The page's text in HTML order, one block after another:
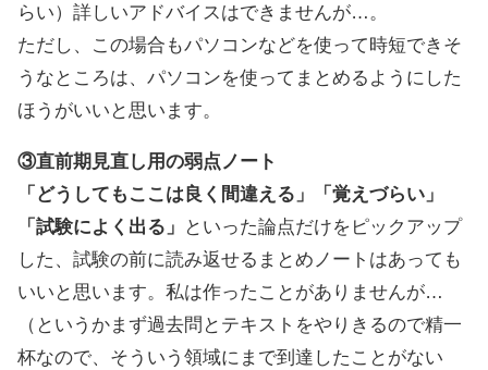
らい）詳しいアドバイスはできませんが…。
ただし、この場合もパソコンなどを使って時短できそ
うなところは、パソコンを使ってまとめるようにした
ほうがいいと思います。
③直前期見直し用の弱点ノート
「どうしてもここは良く間違える」「覚えづらい」
「試験によく出る」
といった論点だけをピックアップ
した、試験の前に読み返せるまとめノートはあっても
いいと思います。私は作ったことがありませんが…
（というかまず過去問とテキストをやりきるので精一
杯なので、そういう領域にまで到達したことがない